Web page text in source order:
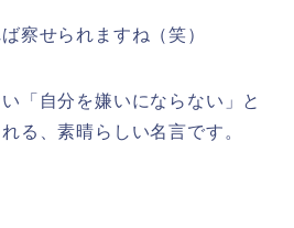
察せられますね（笑）
「自分を嫌いにならない」と
る、素晴らしい名言です。